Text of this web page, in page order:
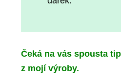
Čeká na vás spousta
z mojí výroby.